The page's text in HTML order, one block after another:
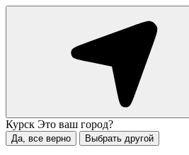
Курск Это ваш город?
Да, все верно Выбрать другой